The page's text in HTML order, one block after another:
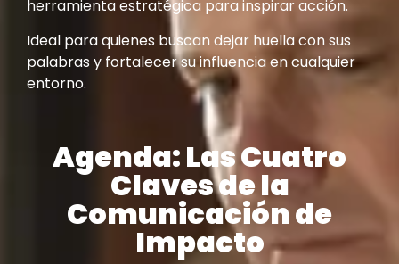
herramienta estratégica para inspirar acción.
Ideal para quienes buscan dejar huella con sus
palabras y fortalecer su influencia en cualquier
entorno.
Agenda: Las Cuatro
Claves de la
Comunicación de
Impacto